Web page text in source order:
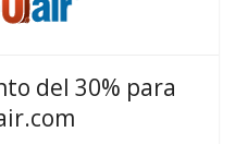
del 30% para